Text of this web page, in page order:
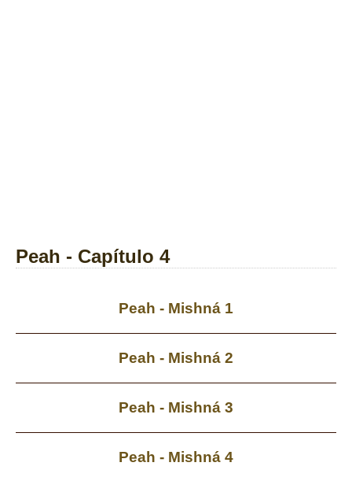
Peah - Capítulo 4
Peah - Mishná 1
Peah - Mishná 2
Peah - Mishná 3
Peah - Mishná 4